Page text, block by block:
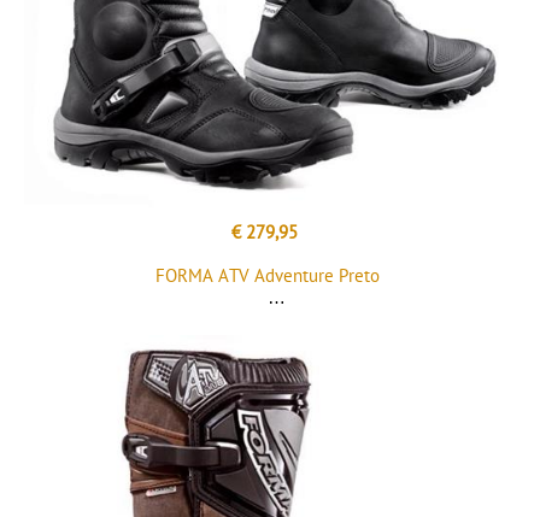
€ 279,95
FORMA ATV Adventure Preto